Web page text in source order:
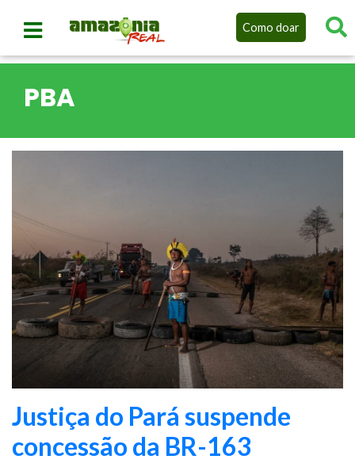
Como doar
PBA
Justiça do Pará suspende
concessão da BR-163